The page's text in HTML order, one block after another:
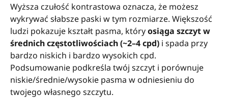
Wyższa czułość kontrastowa oznacza, że możesz
wykrywać słabsze paski w tym rozmiarze. Większość
ludzi pokazuje kształt pasma, któryosiąga szczyt w
średnich częstotliwościach (~2–4 cpd) i spada przy
bardzo niskich i bardzo wysokich cpd.
Podsumowanie podkreśla twój szczyt i porównuje
niskie/średnie/wysokie pasma w odniesieniu do
twojego własnego szczytu.